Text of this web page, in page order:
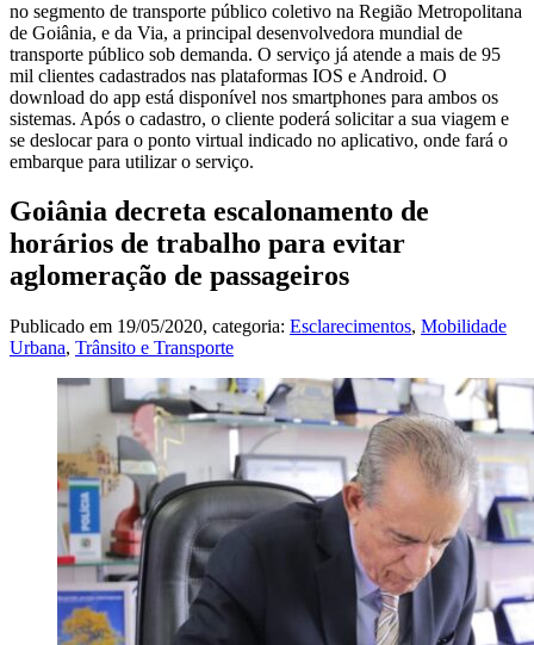
no segmento de transporte público coletivo na Região Metropolitana
de Goiânia, e da Via, a principal desenvolvedora mundial de
transporte público sob demanda. O serviço já atende a mais de 95
mil clientes cadastrados nas plataformas IOS e Android. O
download do app está disponível nos smartphones para ambos os
sistemas. Após o cadastro, o cliente poderá solicitar a sua viagem e
se deslocar para o ponto virtual indicado no aplicativo, onde fará o
embarque para utilizar o serviço.
Goiânia decreta escalonamento de
horários de trabalho para evitar
aglomeração de passageiros
Publicado em 19/05/2020, categoria: Esclarecimentos, Mobilidade
Urbana, Trânsito e Transporte